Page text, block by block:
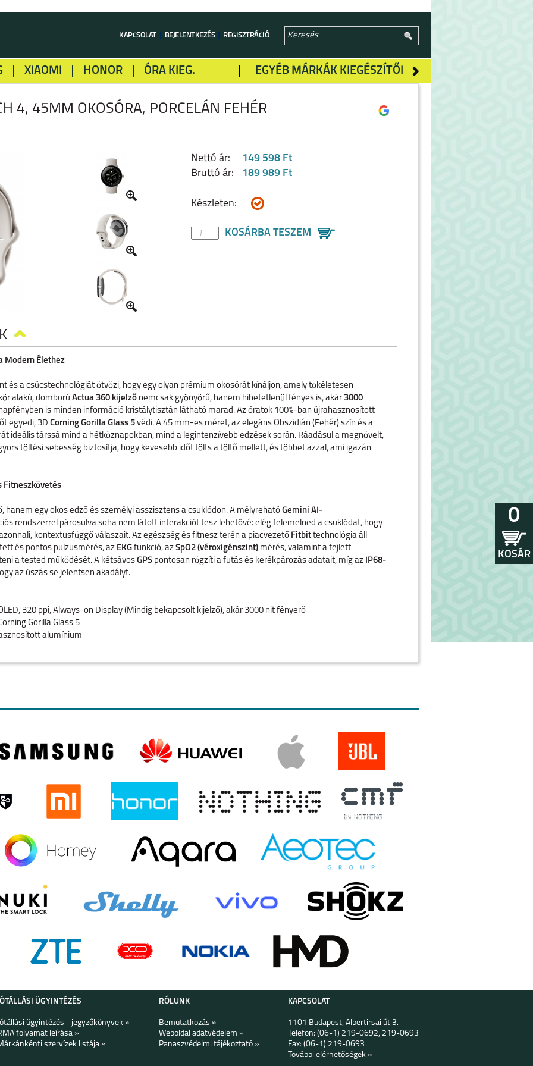
KAPCSOLAT BEJELENTKEZÉS REGISZTRÁCIÓ
EGYÉB MÁRKÁK KIEGÉSZÍTŐI
XIAOMI HONOR ÓRA KIEG.
4, 45MM OKOSÓRA, PORCELÁN FEHÉR
Nettó ár:
149 598 Ft
Bruttó ár:
189 989 Ft
Készleten:
KOSÁRBA TESZEM
Modern Élethez
és a csúcstechnológiát ötvözi, hogy egy olyan prémium okosórát kínáljon, amely tökéletesen
alakú, domború Actua 360 kijelző nemcsak gyönyörű, hanem hihetetlenül fényes is, akár 3000
is minden információ kristálytisztán látható marad. Az óratok 100%-ban újrahasznosított
egyedi, 3D Corning Gorilla Glass 5 védi. A 45 mm-es méret, az elegáns Obszidián (Fehér) szín és a
ideális társsá mind a hétköznapokban, mind a legintenzívebb edzések során. Ráadásul a megnövelt,
töltési sebesség biztosítja, hogy kevesebb időt tölts a töltő mellett, és többet azzal, ami igazán
Fitneszkövetés
hanem egy okos edző és személyi asszisztens a csuklódon. A mélyreható Gemini AI-
rendszerrel párosulva soha nem látott interakciót tesz lehetővé: elég felemelned a csuklódat, hogy
kontextusfüggő válaszait. Az egészség és fitnesz terén a piacvezető Fitbit technológia áll
és pontos pulzusmérés, az EKG funkció, az SpO2 (véroxigénszint) mérés, valamint a fejlett
a tested működését. A kétsávos GPS pontosan rögzíti a futás és kerékpározás adatait, míg az IP68-
az úszás se jelentsen akadályt.
320 ppi, Always-on Display (Mindig bekapcsolt kijelző), akár 3000 nit fényerő
Gorilla Glass 5
alumínium
12,3 mm
6 (Gemini AI integrációval)
perc alatt)
EKG, SpO2 (véroxigénszint), Bőr hőmérséklet érzékelő, Iránytű, Magasságmérő
6.0, Wi-Fi 802.11 a/b/g/n/ac/ax (2,4 GHz vagy 5 GHz), NFC, Ultraszélessáv
vagy újabb rendszert futtató telefonokkal
ÜGYINTÉZÉS
ügyintézés - jegyzőkönyvek »
folyamat leírása »
szervízek listája »
RÓLUNK
Bemutatkozás »
Weboldal adatvédelem »
Panaszvédelmi tájékoztató »
KAPCSOLAT
1101 Budapest, Albertirsai út 3.
Telefon: (06-1) 219-0692, 219-0693
Fax: (06-1) 219-0693
További elérhetőségek »
0
KOSÁR